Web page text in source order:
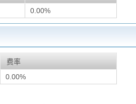
0.00%
费率
0.00%